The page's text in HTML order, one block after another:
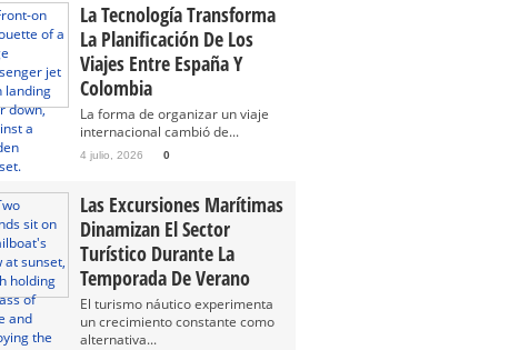
La Tecnología Transforma
La Planificación De Los
Viajes Entre España Y
Colombia
La forma de organizar un viaje
internacional cambió de...
4 julio, 2026 0
Las Excursiones Marítimas
Dinamizan El Sector
Turístico Durante La
Temporada De Verano
El turismo náutico experimenta
un crecimiento constante como
alternativa...